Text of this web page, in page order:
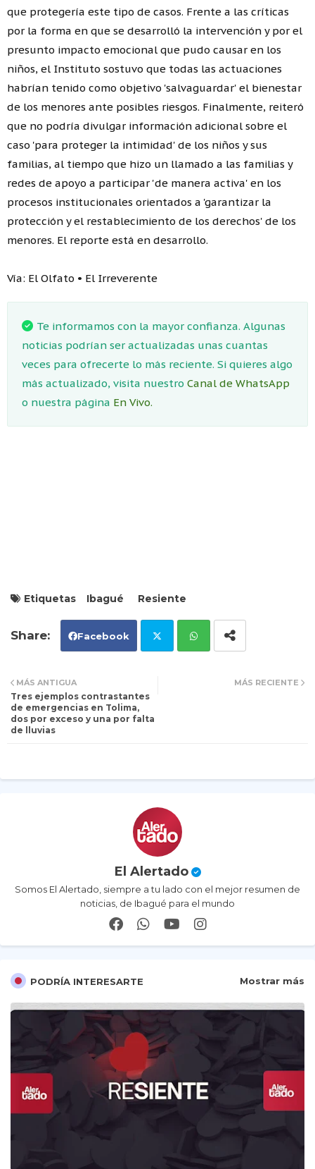
que protegería este tipo de casos. Frente a las críticas
por la forma en que se desarrolló la intervención y por el
presunto impacto emocional que pudo causar en los
niños, el Instituto sostuvo que todas las actuaciones
habrían tenido como objetivo 'salvaguardar' el bienestar
de los menores ante posibles riesgos. Finalmente, reiteró
que no podría divulgar información adicional sobre el
caso 'para proteger la intimidad' de los niños y sus
familias, al tiempo que hizo un llamado a las familias y
redes de apoyo a participar 'de manera activa' en los
procesos institucionales orientados a 'garantizar la
protección y el restablecimiento de los derechos' de los
menores. El reporte está en desarrollo.
Vía: El Olfato • El Irreverente
Te informamos con la mayor confianza. Algunas
noticias podrían ser actualizadas unas cuantas
veces para ofrecerte lo más reciente. Si quieres algo
más actualizado, visita nuestro Canal de WhatsApp
o nuestra página En Vivo.
Etiquetas Ibagué Resiente
Facebook
MÁS RECIENTE
MÁS ANTIGUA
Tres ejemplos contrastantes
de emergencias en Tolima,
dos por exceso y una por falta
de lluvias
El Alertado
Somos El Alertado, siempre a tu lado con el mejor resumen de
noticias, de Ibagué para el mundo
PODRÍA INTERESARTE Mostrar más